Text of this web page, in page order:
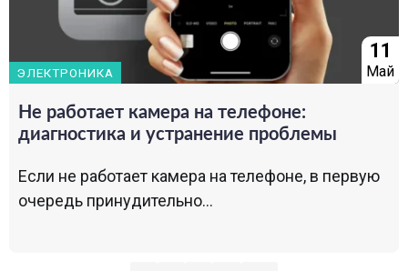
ЭЛЕКТРОНИКА
11
Май
Не работает камера на телефоне:
диагностика и устранение проблемы
Если не работает камера на телефоне, в первую
очередь принудительно...